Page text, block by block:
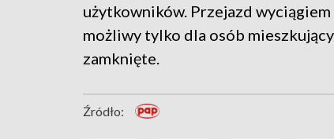
użytkowników. Przejazd
możliwy tylko dla osób
zamknięte.
Źródło: